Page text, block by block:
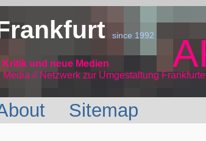
since 1992
und neue Medien
Media // Netzwerkzur Umgestaltung
Sitemap